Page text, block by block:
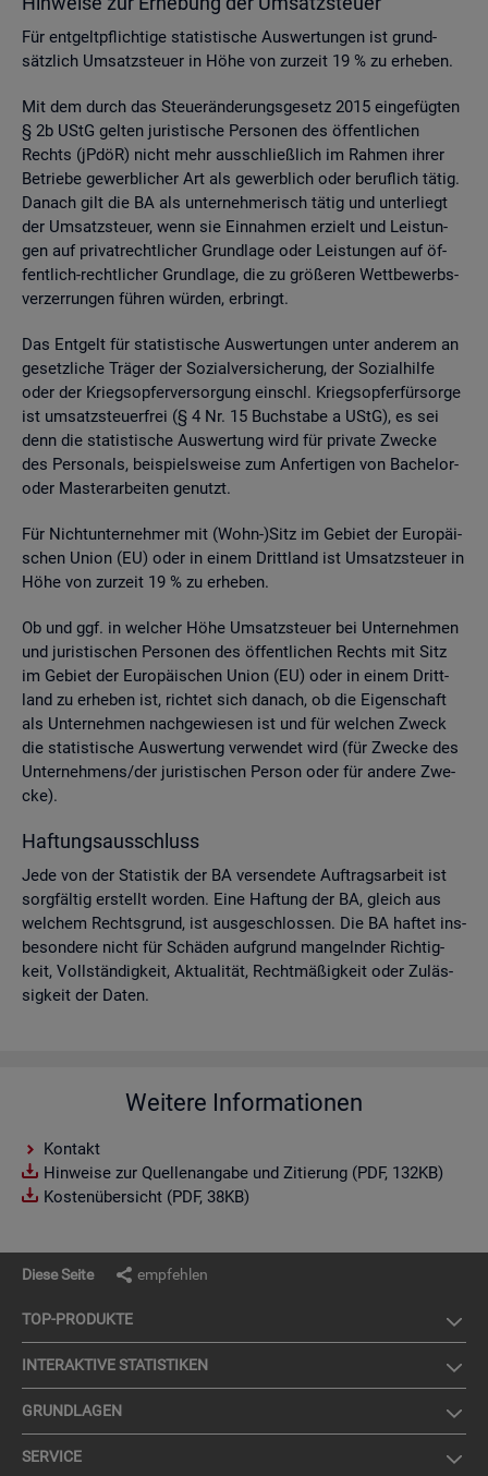
Für ent­gelt­pflich­ti­ge sta­tis­ti­sche Aus­wer­tun­gen ist grund­
sätz­lich Um­satz­steu­er in Höhe von zur­zeit 19 % zu er­he­ben.
Mit dem durch das Steu­er­än­de­rungs­ge­setz 2015 ein­ge­füg­ten
§ 2b UStG gel­ten ju­ris­ti­sche Per­so­nen des öf­fent­li­chen
Rechts (jPdöR) nicht mehr aus­schlie­ß­lich im Rah­men ihrer
Be­trie­be ge­werb­li­cher Art als ge­werb­lich oder be­ruf­lich tätig.
Da­nach gilt die BA als un­ter­neh­me­risch tätig und un­ter­liegt
der Um­satz­steu­er, wenn sie Ein­nah­men er­zielt und Leis­tun­
gen auf pri­vat­recht­li­cher Grund­la­ge oder Leis­tun­gen auf öf­
fent­lich-recht­li­cher Grund­la­ge, die zu grö­ße­ren Wett­be­werbs­
ver­zer­run­gen füh­ren wür­den, er­bringt.
Das Ent­gelt für sta­tis­ti­sche Aus­wer­tun­gen unter an­de­rem an
ge­setz­li­che Trä­ger der So­zi­al­ver­si­che­rung, der So­zi­al­hil­fe
oder der Kriegs­op­fer­ver­sor­gung einschl. Kriegs­op­fer­für­sor­ge
ist um­satz­steu­er­frei (§ 4 Nr. 15 Buch­sta­be a UStG), es sei
denn die sta­tis­ti­sche Aus­wer­tung wird für pri­va­te Zwe­cke
des Per­so­nals, bei­spiels­wei­se zum An­fer­ti­gen von Ba­che­lor-
oder Mas­ter­ar­bei­ten ge­nutzt.
Für Nicht­un­ter­neh­mer mit (Wohn-)Sitz im Ge­biet der Eu­ro­päi­
schen Union (EU) oder in einem Dritt­land ist Um­satz­steu­er in
Höhe von zur­zeit 19 % zu er­he­ben.
Ob und ggf. in wel­cher Höhe Um­satz­steu­er bei Un­ter­neh­men
und ju­ris­ti­schen Per­so­nen des öf­fent­li­chen Rechts mit Sitz
im Ge­biet der Eu­ro­päi­schen Union (EU) oder in einem Dritt­
land zu er­he­ben ist, rich­tet sich da­nach, ob die Ei­gen­schaft
als Un­ter­neh­men nach­ge­wie­sen ist und für wel­chen Zweck
die sta­tis­ti­sche Aus­wer­tung ver­wen­det wird (für Zwe­cke des
Un­ter­neh­mens/der ju­ris­ti­schen Per­son oder für an­de­re Zwe­
cke).
Haf­tungs­aus­schluss
Jede von der Sta­tis­tik der BA ver­sen­de­te Auf­trags­ar­beit ist
sorg­fäl­tig er­stellt wor­den. Eine Haf­tung der BA, gleich aus
wel­chem Rechts­grund, ist aus­ge­schlos­sen. Die BA haf­tet ins­
be­son­de­re nicht für Schä­den auf­grund man­geln­der Rich­tig­
keit, Voll­stän­dig­keit, Ak­tua­li­tät, Recht­mä­ßig­keit oder Zu­läs­
sig­keit der Daten.
Weitere Informationen
Kontakt
Hinweise zur Quellenangabe und Zitierung (PDF, 132KB)
Kostenübersicht (PDF, 38KB)
Diese Seite empfehlen
TOP-PRO­DUK­TE
IN­TER­AK­TI­VE STA­TIS­TI­KEN
GRUND­LA­GEN
SER­VICE